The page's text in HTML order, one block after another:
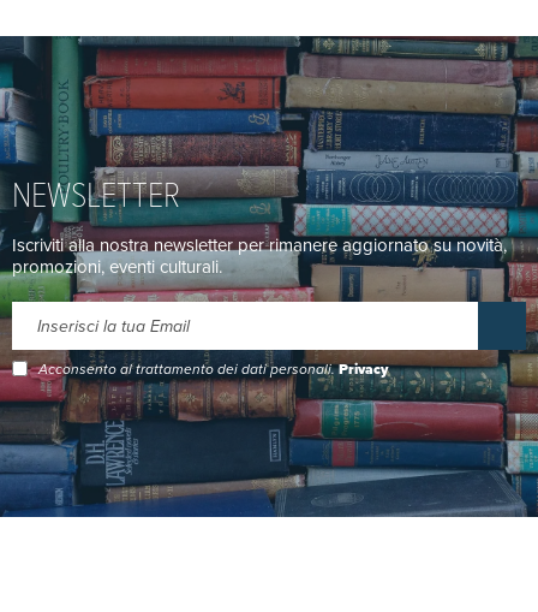
NEWSLETTER
Iscriviti alla nostra newsletter per rimanere aggiornato su novità,
promozioni, eventi culturali.
Acconsento al trattamento dei dati personali.Privacy